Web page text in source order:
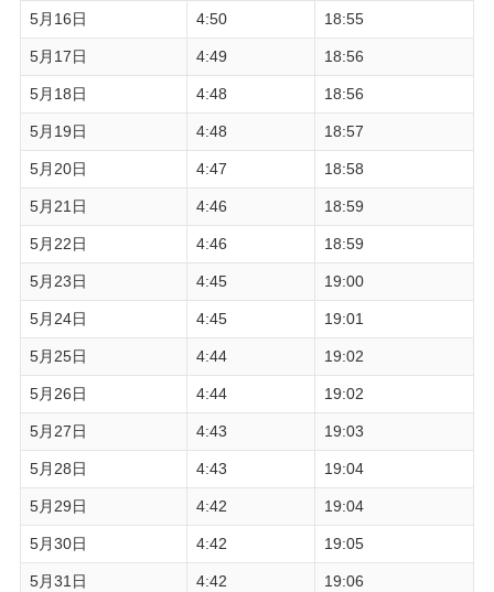
5月16日 4:50 18:55
5月17日 4:49 18:56
5月18日 4:48 18:56
5月19日 4:48 18:57
5月20日 4:47 18:58
5月21日 4:46 18:59
5月22日 4:46 18:59
5月23日 4:45 19:00
5月24日 4:45 19:01
5月25日 4:44 19:02
5月26日 4:44 19:02
5月27日 4:43 19:03
5月28日 4:43 19:04
5月29日 4:42 19:04
5月30日 4:42 19:05
5月31日 4:42 19:06